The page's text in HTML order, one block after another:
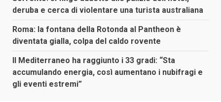
deruba e cerca di violentare una turista australiana
Roma: la fontana della Rotonda al Pantheon è
diventata gialla, colpa del caldo rovente
Il Mediterraneo ha raggiunto i 33 gradi: “Sta
accumulando energia, così aumentano i nubifragi e
gli eventi estremi”